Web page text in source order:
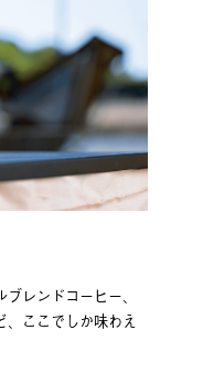
レンドコーヒー、
ここでしか味わえ